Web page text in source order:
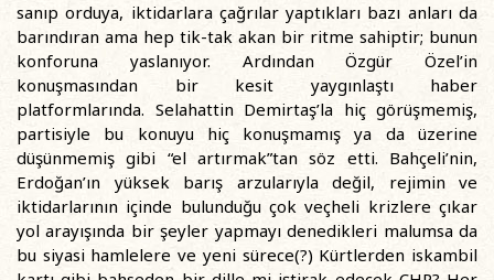
sanıp orduya, iktidarlara çağrılar yaptıkları bazı anları da
barındıran ama hep tik-tak akan bir ritme sahiptir; bunun
konforuna yaslanıyor. Ardından Özgür Özel’in
konuşmasından bir kesit yaygınlaştı haber
platformlarında. Selahattin Demirtaş’la hiç görüşmemiş,
partisiyle bu konuyu hiç konuşmamış ya da üzerine
düşünmemiş gibi “el artırmak”tan söz etti. Bahçeli’nin,
Erdoğan’ın yüksek barış arzularıyla değil, rejimin ve
iktidarlarının içinde bulunduğu çok veçheli krizlere çıkar
yol arayışında bir şeyler yapmayı denedikleri malumsa da
bu siyasi hamlelere ve yeni sürece(?) Kürtlerden iskambil